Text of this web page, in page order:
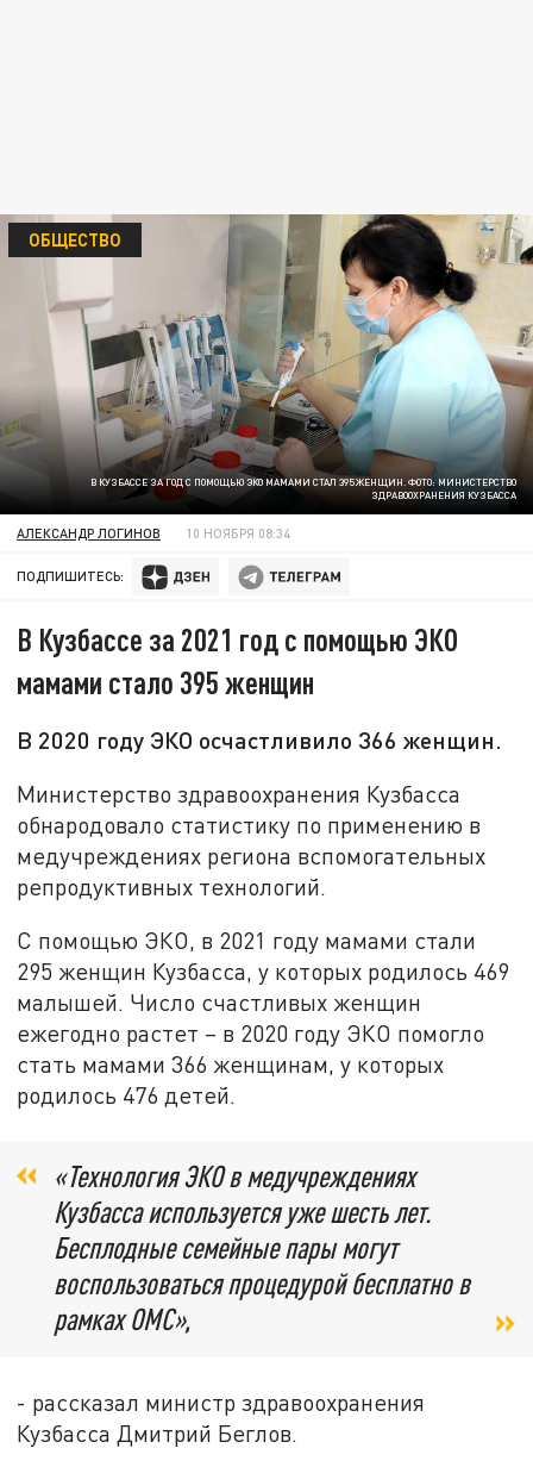
В КУЗБАССЕ ЗА ГОД С ПОМОЩЬЮ ЭКО МАМАМИ СТАЛ 395 ЖЕНЩИН. ФОТО: МИНИСТЕРСТВО
ЗДРАВООХРАНЕНИЯ КУЗБАССА
ОБЩЕСТВО
АЛЕКСАНДР ЛОГИНОВ 10 НОЯБРЯ 08:34
ПОДПИШИТЕСЬ:
В Кузбассе за 2021 год с помощью ЭКО
мамами стало 395 женщин
В 2020 году ЭКО осчастливило 366 женщин.
Министерство здравоохранения Кузбасса
обнародовало статистику по применению в
медучреждениях региона вспомогательных
репродуктивных технологий.
С помощью ЭКО, в 2021 году мамами стали
295 женщин Кузбасса, у которых родилось 469
малышей. Число счастливых женщин
ежегодно растет – в 2020 году ЭКО помогло
стать мамами 366 женщинам, у которых
родилось 476 детей.
«Технология ЭКО в медучреждениях
Кузбасса используется уже шесть лет.
Бесплодные семейные пары могут
воспользоваться процедурой бесплатно в
рамках ОМС»,
- рассказал министр здравоохранения
Кузбасса Дмитрий Беглов.